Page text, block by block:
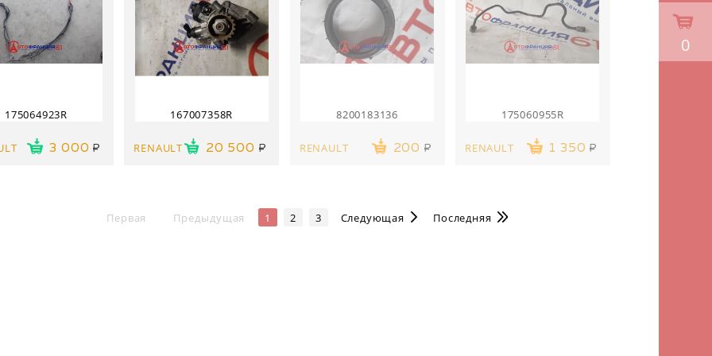
175064923R
3 000
167007358R
RENAULT 20 500
8200183136
RENAULT 200
175060955R
RENAULT 1 350
Первая Предыдущая 1 2 3 Следующая Последняя
0